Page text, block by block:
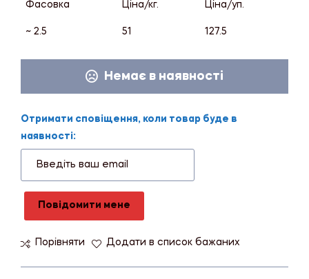
Фасовка Ціна/кг. Ціна/уп.
~ 2.5 51 127.5
Немає в наявності
Отримати сповіщення, коли товар буде в
наявності:
Повідомити мене
Порівняти Додати в список бажаних